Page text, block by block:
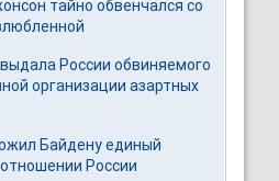
тайно обвенчался со
России обвиняемого
организации азартных
Байдену единый
России